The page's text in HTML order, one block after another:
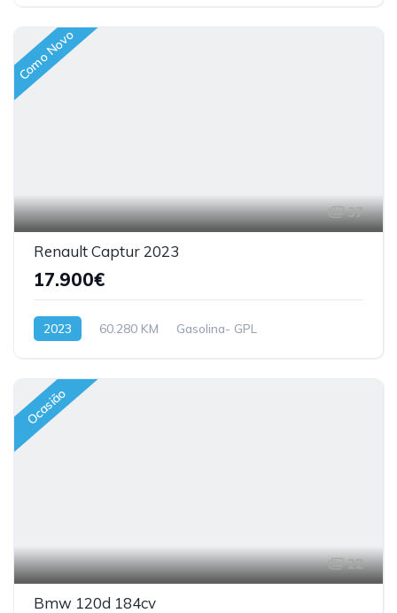
Como Novo
37
Renault Captur 2023
17.900€
2023 60.280 KM Gasolina- GPL
Ocasião
22
Bmw 120d 184cv